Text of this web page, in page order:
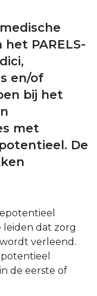
PARELS-
en/of
bij het
met
De
leiden dat zorg
verleend.
de eerste of